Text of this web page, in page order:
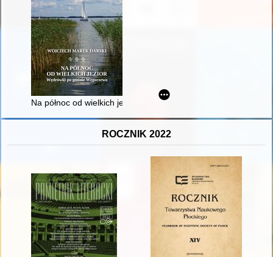
Na północ od wielkich jezior : wędrówki po gminie Węgorzewo
ROCZNIK 2022